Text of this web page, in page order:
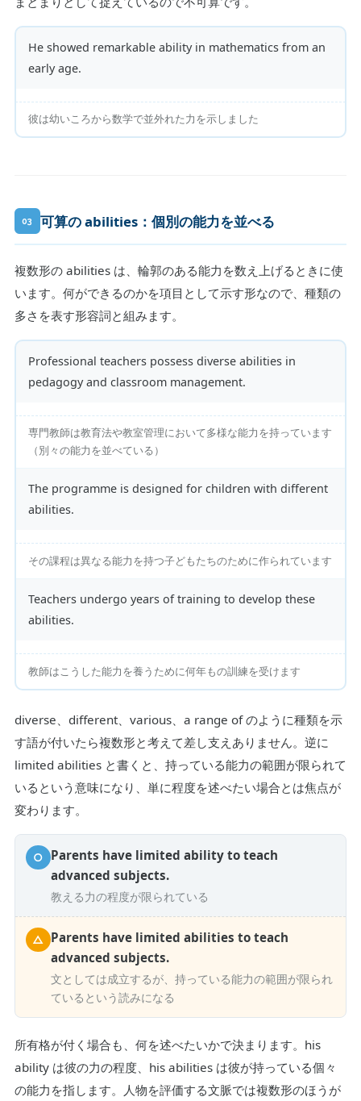
He showed remarkable ability in mathematics from an
early age.
彼は幼いころから数学で並外れた力を示しました
03 可算の abilities：個別の能力を並べる
複数形の abilities は、輪郭のある能力を数え上げるときに使
います。何ができるのかを項目として示す形なので、種類の
多さを表す形容詞と組みます。
Professional teachers possess diverse abilities in
pedagogy and classroom management.
専門教師は教育法や教室管理において多様な能力を持っています
（別々の能力を並べている）
The programme is designed for children with different
abilities.
その課程は異なる能力を持つ子どもたちのために作られています
Teachers undergo years of training to develop these
abilities.
教師はこうした能力を養うために何年もの訓練を受けます
diverse、different、various、a range of のように種類を示
す語が付いたら複数形と考えて差し支えありません。逆に
limited abilities と書くと、持っている能力の範囲が限られて
いるという意味になり、単に程度を述べたい場合とは焦点が
変わります。
○ Parents have limited ability to teach
advanced subjects.
教える力の程度が限られている
△ Parents have limited abilities to teach
advanced subjects.
文としては成立するが、持っている能力の範囲が限られ
ているという読みになる
所有格が付く場合も、何を述べたいかで決まります。his
ability は彼の力の程度、his abilities は彼が持っている個々
の能力を指します。人物を評価する文脈では複数形のほうが